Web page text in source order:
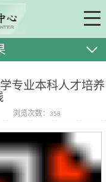
专业本科人才培养
浏览次数：358